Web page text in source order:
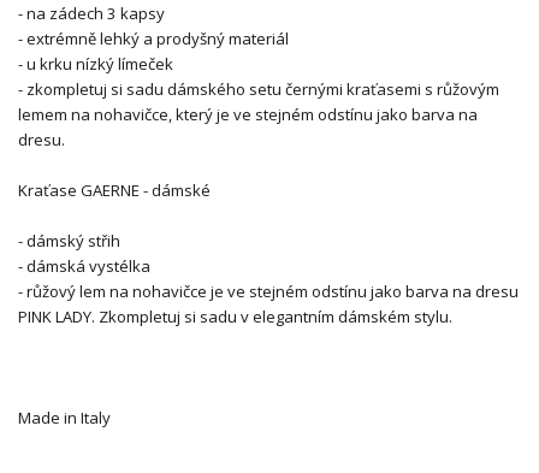
- na zádech 3 kapsy
- extrémně lehký a prodyšný materiál
- u krku nízký límeček
- zkompletuj si sadu dámského setu černými kraťasemi s růžovým
lemem na nohavičce, který je ve stejném odstínu jako barva na
dresu.
Kraťase GAERNE - dámské
- dámský střih
- dámská vystélka
- růžový lem na nohavičce je ve stejném odstínu jako barva na dresu
PINK LADY. Zkompletuj si sadu v elegantním dámském stylu.
Made in Italy